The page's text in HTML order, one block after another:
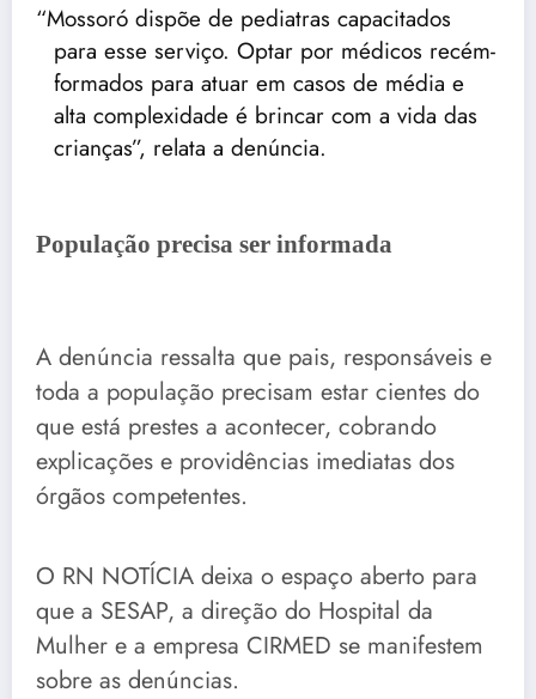
“Mossoró dispõe de pediatras capacitados
para esse serviço. Optar por médicos recém-
formados para atuar em casos de média e
alta complexidade é brincar com a vida das
crianças”, relata a denúncia.
População precisa ser informada
A denúncia ressalta que pais, responsáveis e
toda a população precisam estar cientes do
que está prestes a acontecer, cobrando
explicações e providências imediatas dos
órgãos competentes.
O RN NOTÍCIA deixa o espaço aberto para
que a SESAP, a direção do Hospital da
Mulher e a empresa CIRMED se manifestem
sobre as denúncias.